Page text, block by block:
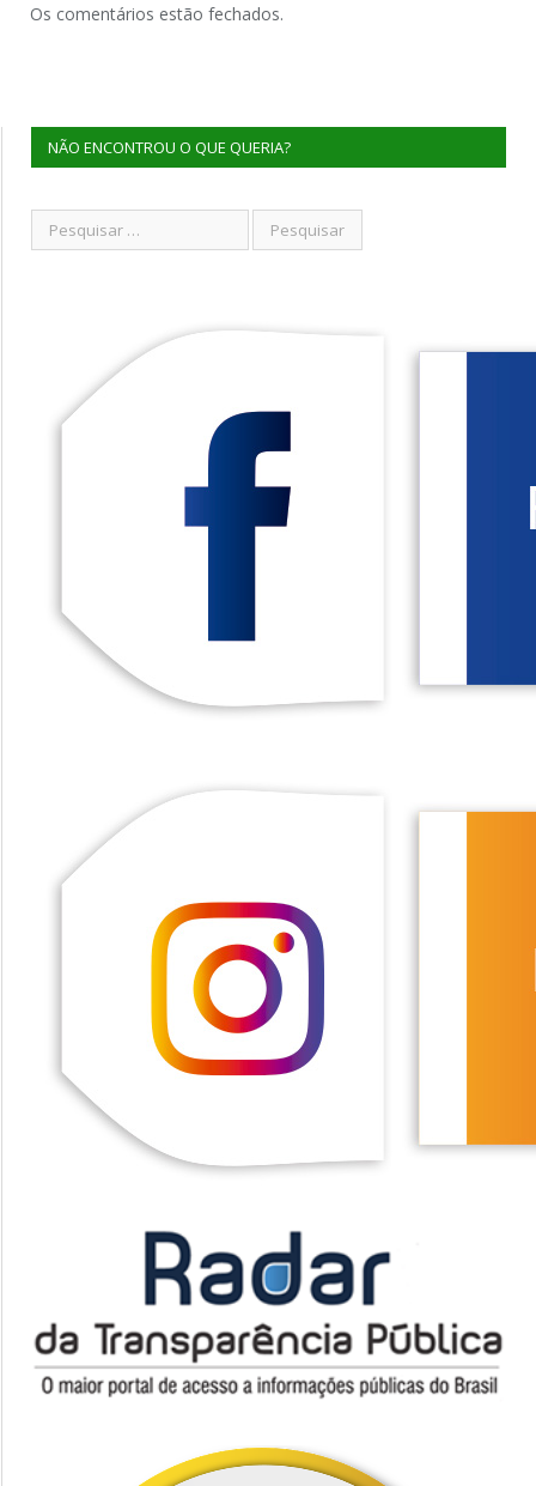
Os comentários estão fechados.
NÃO ENCONTROU O QUE QUERIA?